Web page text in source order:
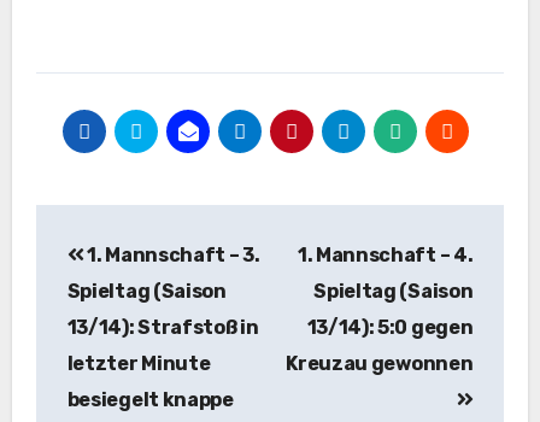
1. Mannschaft – 3.
Spieltag (Saison
13/14): Strafstoß in
letzter Minute
besiegelt knappe
1. Mannschaft – 4.
Spieltag (Saison
13/14): 5:0 gegen
Kreuzau gewonnen